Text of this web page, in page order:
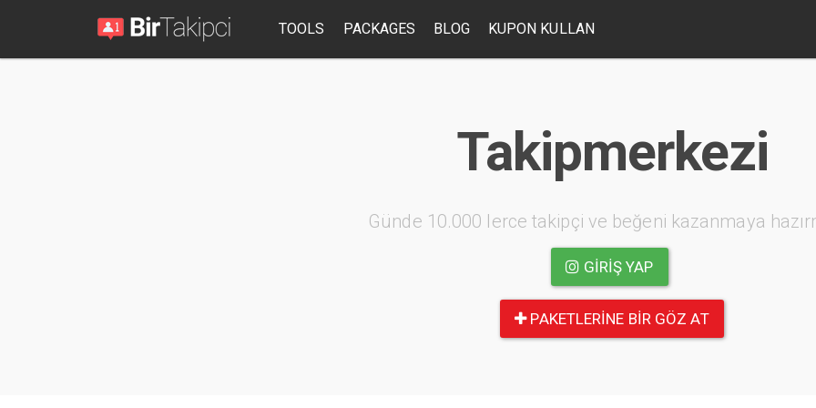
TOOLS PACKAGES BLOG KUPON KULLAN
Takipmerkezi
Günde 10.000 lerce takipçi ve beğeni kazanmaya
GIRIŞ YAP
PAKETLERINE BIR GÖZ AT